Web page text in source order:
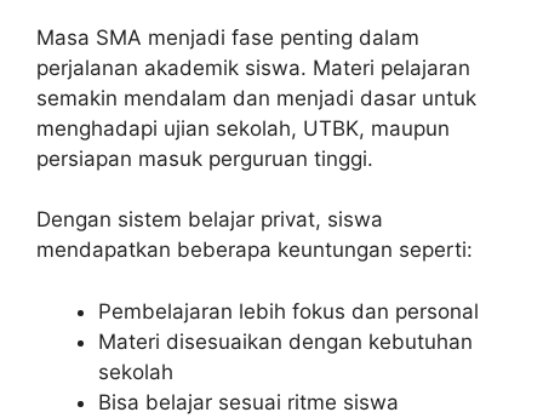
Masa SMA menjadi fase penting dalam
perjalanan akademik siswa. Materi pelajaran
semakin mendalam dan menjadi dasar untuk
menghadapi ujian sekolah, UTBK, maupun
persiapan masuk perguruan tinggi.
Dengan sistem belajar privat, siswa
mendapatkan beberapa keuntungan seperti:
Pembelajaran lebih fokus dan personal
Materi disesuaikan dengan kebutuhan
sekolah
Bisa belajar sesuai ritme siswa